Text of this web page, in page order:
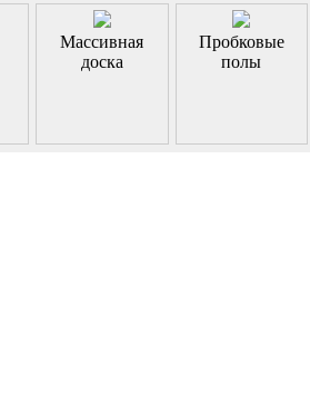
Массивная
доска
Пробковые
полы